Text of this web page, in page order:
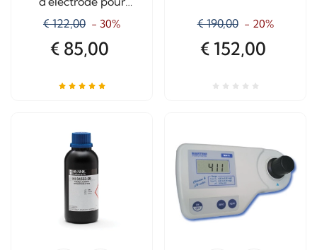
€ 122,00 - 30%
€ 85,00
€ 190,00 - 20%
€ 152,00